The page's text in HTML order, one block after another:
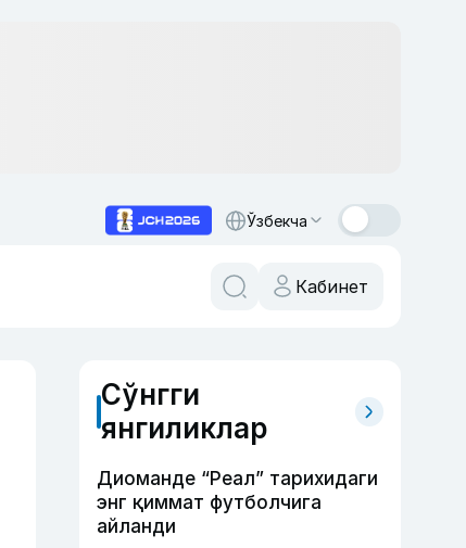
Ўзбекча
Кабинет
Сўнгги
янгиликлар
Диоманде “Реал” тарихидаги
энг қиммат футболчига
айланди